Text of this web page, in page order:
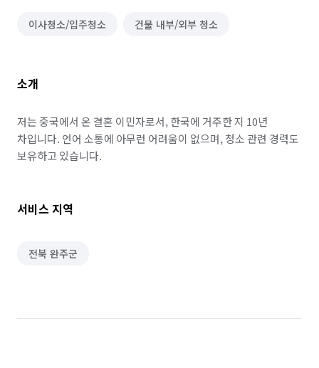
이사청소/입주청소 건물 내부/외부 청소
소개
저는 중국에서 온 결혼 이민자로서, 한국에 거주한 지 10년
차입니다. 언어 소통에 아무런 어려움이 없으며, 청소 관련 경력도
보유하고 있습니다.
서비스 지역
전북 완주군